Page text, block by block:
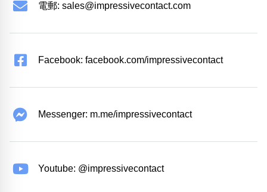
電郵: sales@impressivecontact.com
Facebook: facebook.com/impressivecontact
Messenger: m.me/impressivecontact
Youtube: @impressivecontact